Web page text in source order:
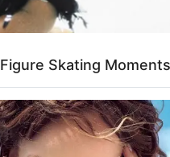
Skating Moments